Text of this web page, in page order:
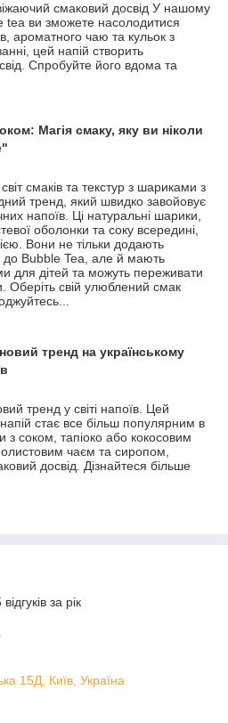
смаковий досвід У нашому
tea ви зможете насолодитися
ароматного чаю та кульок з
цей напій створить
Спробуйте його вдома та
Магія смаку, яку ви ніколи
смаків та текстур з шариками з
тренд, який швидко завойовує
напоїв. Ці натуральні шарики,
оболонки та соку всередині,
Вони не тільки додають
до Bubble Tea, але й мають
для дітей та можуть переживати
Оберіть свій улюблений смак
тренд на українському
тренд у світі напоїв. Цей
стає все більш популярним в
з соком, тапіоко або кокосовим
чаєм та сиропом,
досвід. Дізнайтеся більше
за рік
15Д, Київ, Україна